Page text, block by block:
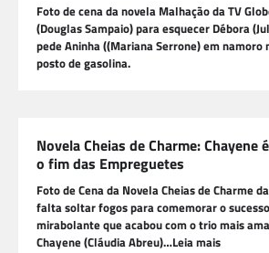
Foto de cena da novela Malhação da TV
(Douglas Sampaio) para esquecer Débora
pede Aninha ((Mariana Serrone) em namoro
posto de gasolina.
Novela Cheias de Charme: Chayene
o fim das Empreguetes
Foto de Cena da Novela Cheias de Charme
falta soltar fogos para comemorar o
mirabolante que acabou com o trio mais
Chayene (Cláudia Abreu)…Leia mais